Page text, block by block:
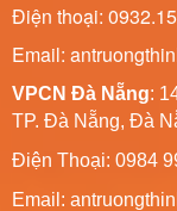
Điện thoại:
Email:
VPCN Đà Nẵng:
TP. Đà Nẵng, Đà
Điện Thoại: 0984
Email: